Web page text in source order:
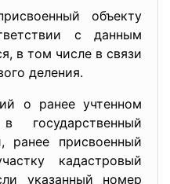
объекту
с данным
в том числе в связи
деления.
о ранее учтенном
государственный
ранее присвоенный
кадастровый
указанный номер